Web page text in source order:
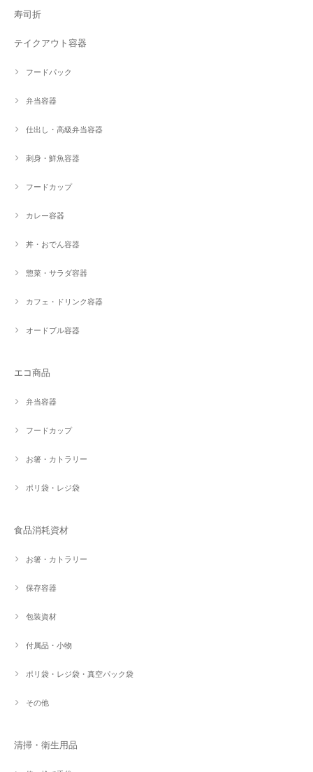
寿司折
テイクアウト容器
フードパック
弁当容器
仕出し・高級弁当容器
刺身・鮮魚容器
フードカップ
カレー容器
丼・おでん容器
惣菜・サラダ容器
カフェ・ドリンク容器
オードブル容器
エコ商品
弁当容器
フードカップ
お箸・カトラリー
ポリ袋・レジ袋
食品消耗資材
お箸・カトラリー
保存容器
包装資材
付属品・小物
ポリ袋・レジ袋・真空パック袋
その他
清掃・衛生用品